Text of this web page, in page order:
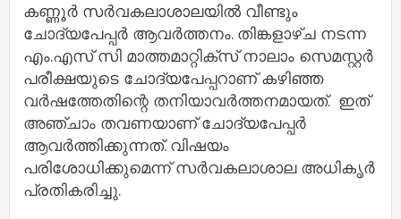
കണ്ണൂര്‍ സര്‍വകലാശാലയില്‍ വീണ്ടും
ചോദ്യപേപ്പര്‍ ആവര്‍ത്തനം. തിങ്കളാഴ്ച നടന്ന
എം.എസ് സി മാത്തമാറ്റിക്‌സ് നാലാം സെമസ്റ്റര്‍
പരീക്ഷയുടെ ചോദ്യപേപ്പറാണ് കഴിഞ്ഞ
വര്‍ഷത്തേതിന്റെ തനിയാവര്‍ത്തനമായത്‌. ഇത്
അഞ്ചാം തവണയാണ് ചോദ്യപേപ്പര്‍
ആവര്‍ത്തിക്കുന്നത്. വിഷയം
പരിശോധിക്കുമെന്ന് സര്‍വകലാശാല അധികൃര്‍
പ്രതികരിച്ചു.